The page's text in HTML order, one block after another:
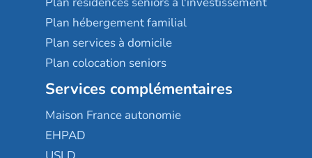
Plan hébergement familial
Plan services à domicile
Plan colocation seniors
Services complémentaires
Maison France autonomie
EHPAD